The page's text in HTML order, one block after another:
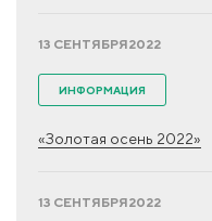
13 СЕНТЯБРЯ2022
ИНФОРМАЦИЯ
«Золотая осень 2022»
13 СЕНТЯБРЯ2022